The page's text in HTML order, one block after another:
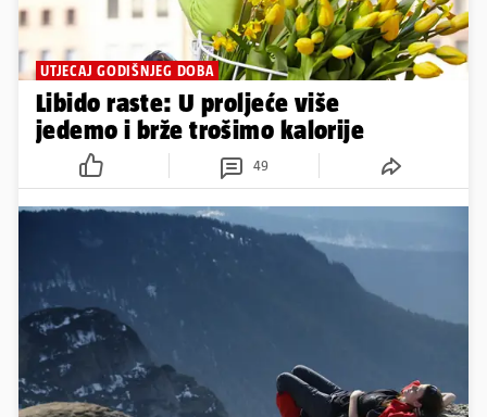
UTJECAJ GODIŠNJEG DOBA
Libido raste: U proljeće više
jedemo i brže trošimo kalorije
49